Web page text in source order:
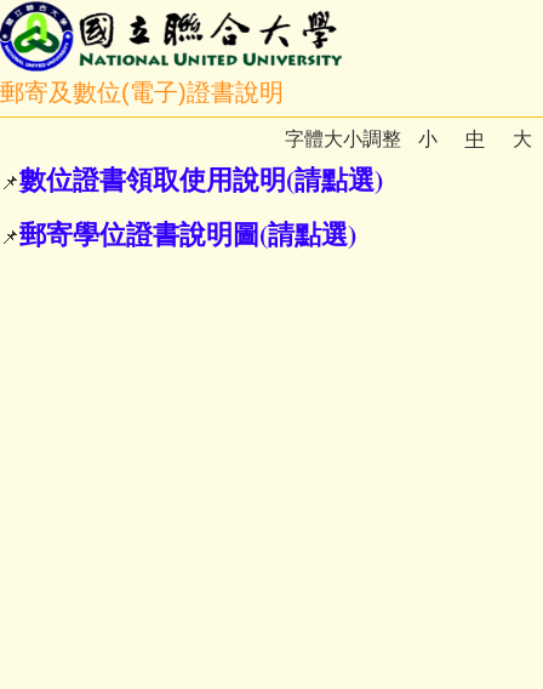
郵寄及數位(電子)證書說明
字體大小調整 小 中 大
📌數位證書領取使用說明(請點選)
📌郵寄學位證書說明圖(請點選)